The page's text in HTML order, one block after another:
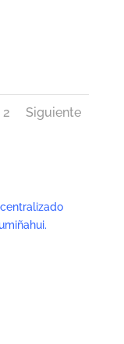
2 Siguiente